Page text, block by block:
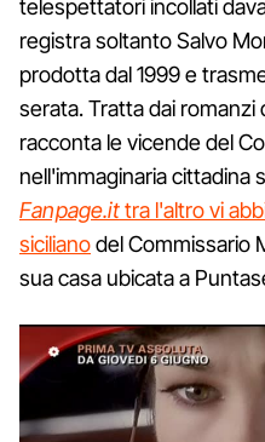
telespettatori incollati
registra soltanto Salvo
prodotta dal 1999 e
serata. Tratta dai romanzi
racconta le vicende del
nell'immaginaria cittadina
Fanpage.ittra l'altro vi
sicilianodel Commissario
sua casa ubicata a